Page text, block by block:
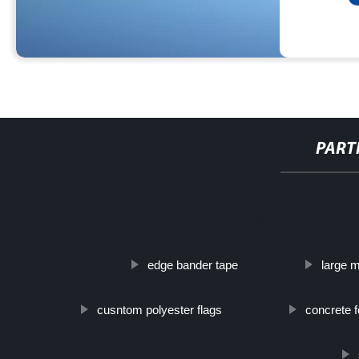
edge bander tape large
cusntom polyester flags concrete